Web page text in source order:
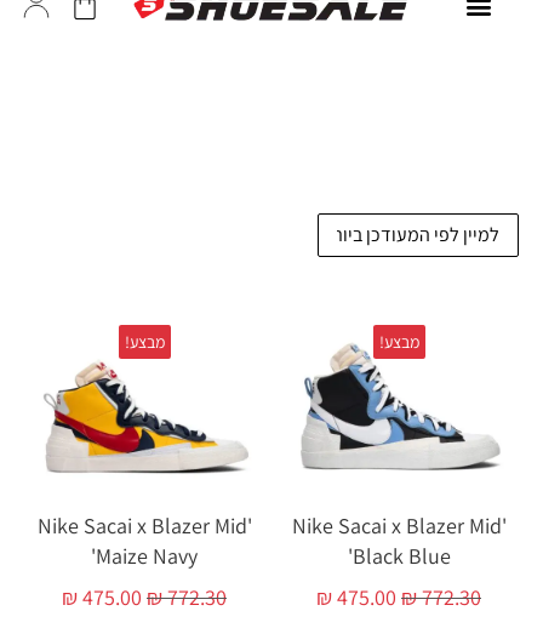
מבצע!
'Nike Sacai x Blazer Mid
'Black Blue
₪772.30
₪475.00
מבצע!
'Nike Sacai x Blazer Mid
'Maize Navy
₪772.30
₪475.00